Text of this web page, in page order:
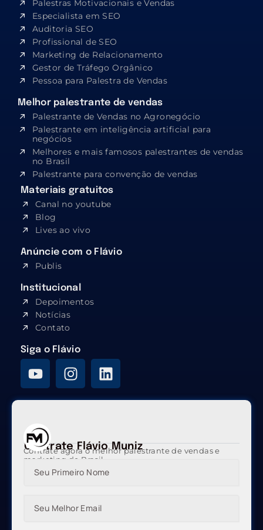
Palestras Motivacionais e Vendas
Especialista em SEO​
Auditoria SEO
Profissional de SEO
Marketing de Relacionamento
Gestor de Tráfego Orgânico
Pessoa para Palestra de Vendas
Melhor palestrante de vendas
Palestrante de Vendas no Agronegócio
Palestrante em inteligência artificial para
negócios
Melhores e mais famosos palestrantes de vendas
no Brasil
Palestrante para convenção de vendas
Materiais gratuitos
Canal no youtube
Blog
Lives ao vivo
Anúncie com o Flávio
Publis
Institucional
Depoimentos
Notícias
Contato
Siga o Flávio
Contrate Flávio Muniz
Contrate agora o melhor palestrante de vendas e
marketing do Brasil